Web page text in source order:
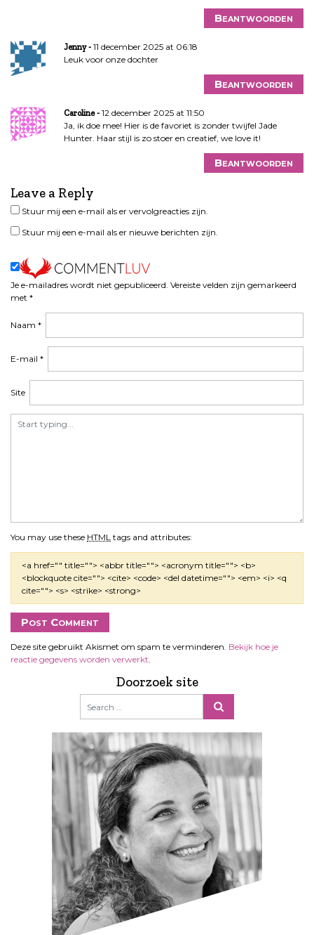
Beantwoorden
Jenny
11 december 2025 at 06:18
Leuk voor onze dochter
Beantwoorden
Caroline
12 december 2025 at 11:50
Ja, ik doe mee! Hier is de favoriet is zonder twijfel Jade
Hunter. Haar stijl is zo stoer en creatief, we love it!
Beantwoorden
Leave a Reply
Je e-mailadres wordt niet gepubliceerd. Vereiste velden zijn gemarkeerd
met *
You may use these HTML tags and attributes:
<a href="" title=""> <abbr title=""> <acronym title=""> <b>
<blockquote cite=""> <cite> <code> <del datetime=""> <em> <i> <q
cite=""> <s> <strike> <strong>
Naam *
E-mail *
Site
Stuur mij een e-mail als er vervolgreacties zijn.
Stuur mij een e-mail als er nieuwe berichten zijn.
Deze site gebruikt Akismet om spam te verminderen. Bekijk hoe je
reactie gegevens worden verwerkt.
Doorzoek site